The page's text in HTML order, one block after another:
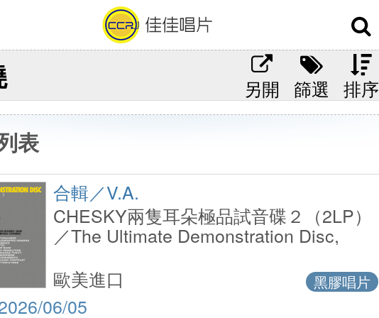
另開 篩選 排序
表
合輯／V.A.
CHESKY兩隻耳朵極品試音碟２（2LP）
／The Ultimate Demonstration Disc,
06/05
黑膠唱片
歐美進口